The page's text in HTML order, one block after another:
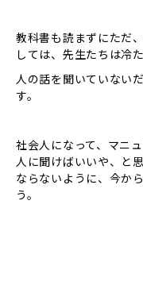
教科書も読まずにただ
しては、先生たちは冷た
人の話を聞いていない
す。
社会人になって、マニ
人に聞けばいいや、と
ならないように、今か
う。